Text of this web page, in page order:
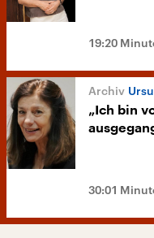
19:20
„Ich bin
30:01